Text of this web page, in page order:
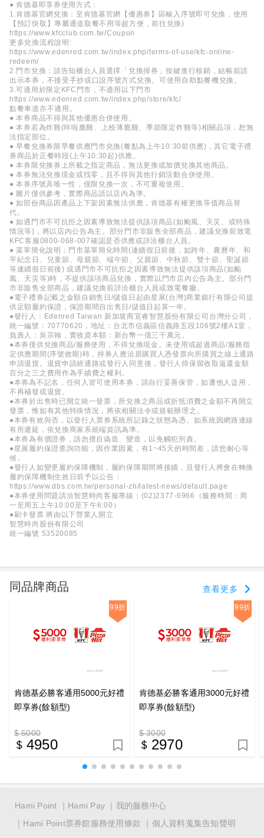
● 肯德基即享券使用方式：
1.肯德基官網兌換：至肯德基官網【優惠券】區輸入序號即可兌換，使用
【預訂快取】專屬通道取餐不用等超方便，前往兌換)
https://www.kfcclub.com.tw/Coupon
更多兌換流程說明:
https://www.edenred.com.tw/index.php/terms-of-use/kfc-online-
redeem/
2.門市兌換：請告知櫃台人員選擇「兌換掃券」按鍵進行核銷，結帳前請
出示本券，不接受手抄或口說序號方式兌換。可使用自助點餐機兌換。
3.可適用於限定KFC門市，不適用以下門市
https://www.edenred.com.tw/index.php/store/kfc/
點餐車道亦不適用。
● 本券商品不得與其他優惠合併使用。
● 本券若為炸雞(咔啦脆雞、上校薄脆雞、季節限定炸雞等)相關品項，恕無
法指定部位。
● 早餐兌換券限早餐供應門市兌換(餐點為上午10:30前供應)，其它電子禮
券商品於正餐時段(上午10:30起)供應。
● 本券限兌換券上所載之指定商品，無法更換或加價兌換其他商品。
● 本券無法兌換現金或找零，且不得與其他行銷活動合併使用。
● 本券序號具唯一性，僅限兌換一次，不可重複使用。
● 圖片僅供參考，實際商品請以店內為準。
● 如部份商品因產品上下架因素無法供應，肯德基有權更換等值商品替
代。
● 如遇門市不可抗拒之因素導致無法提供該項商品(如颱風、天災、或特殊
情況等)，將以店內公告為主。部分門市非販售全部商品，建議兌換前致電
KFC客服0800-068-007確認是否供應或詳洽櫃台人員。
● 菜單簡化說明：門市菜單簡化時間(連續假日前後，如跨年、農曆年、和
平紀念日、兒童節、母親節、端午節、父親節、中秋節、雙十節、聖誕節
等連續假日前後) 或遇門市不可抗拒之因素導致無法提供該項商品(如颱
風、天災等)時，不提供該項商品兌換，實際以門市店內公告為主。部分門
市非販售全部商品，建議兌換前詳洽櫃台人員或致電餐廳。
●電子禮券記載之金額自銷售日/儲值日起由星展(台灣)商業銀行有限公司提
供足額履約保證，保證期間自出售日/儲值日起算一年。
●發行人：Edenred Taiwan 新加坡商宜睿智慧股份有限公司台灣分公司，
統一編號：70770620，地址：台北市信義區信義路五段106號2樓A1室，
負責人：吳宗翰，實收資本額：新台幣一億三千萬元。
●本券僅供兌換商品/服務使用，不得兌換現金。未使用或超過商品/服務指
定供應期間(序號效期)時，持券人應洽原購買人憑發票向所購買之線上通路
申請退貨。退貨申請經通路或發行人同意後，發行人得保留收取返還金額
百分之三之費用作為手續費之權利。
●本券為不記名，任何人皆可使用本券，請自行妥善保管，如遭他人盜用，
不再補發或退貨。
●本券於出售時已開立統一發票，所兌換之商品或折抵消費之金額不再開立
發票，惟如有其他特殊情況，將依相關法令或規範辦理之。
●本券有效與否，以發行人票券系統所記錄之狀態為憑。如系統因網路連線
有所遲延，依兌換商家系統端資訊為準。
●本券為有價證券，請勿擅自偽造、變造，以免觸犯刑責。
●星展履約保證查詢功能，因作業因素，有1~45天的時間差，請您耐心等
候。
●發行人如變更履約保障機制，履約保障期間將接續，且發行人將會在轉換
履約保障機制生效日前予以公告：
https://www.dbs.com.tw/personal-zh/latest-news/default.page
●本券使用問題請洽智慧時尚客服專線：(02)2377-6966（服務時間：周
一至周五上午10:00至下午6:00）
●刷卡發票 將由以下營業人開立
智慧時尚股份有限公司
統一編號 53520085
同品牌商品 查看更多
99折
肯德基必勝客通用5000元好禮
即享券(餘額型)
$ 5000
4950
99折
肯德基必勝客通用3000元好禮
即享券(餘額型)
$ 3000
2970
Hami Point Hami Pay
我的服務中心
Hami Point票券館服務使用條款
個人資料蒐集告知聲明